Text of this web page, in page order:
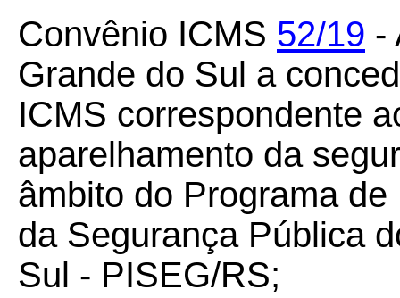
Convênio ICMS 52/19 -
Grande do Sul a
ICMS correspondente
aparelhamento da
âmbito do Programa
da Segurança Pública
Sul - PISEG/RS;